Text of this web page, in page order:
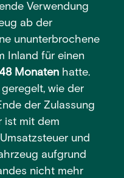
Verwendung
ab der
ununterbrochene
Inland für einen
Monaten hatte.
wie der
der Zulassung
ist mit dem
und
aufgrund
nicht mehr